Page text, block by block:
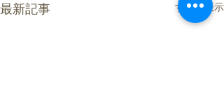
最新記事 すべて表示